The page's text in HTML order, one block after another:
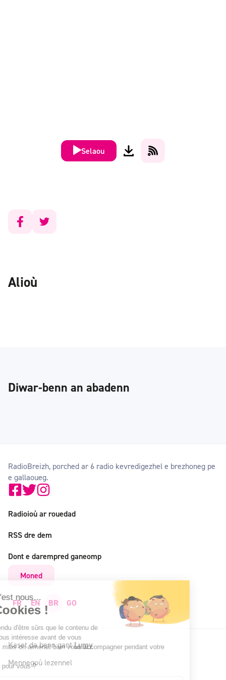
Selaou
Alioù
Diwar-benn an abadenn
RadioBreizh, porched ar 6 radio kevredigezhel e brezhoneg pe
e gallaoueg.
Radioioù ar rouedad
RSS dre dem
Dont e darempred ganeomp
Moned
FR EN BR GO
Kaset da benn gantLumy
Mennegoù lezennel
Salut c'est nous...
les Cookies !
On a attendu d'être sûrs que le contenu de
ce site vous intéresse avant de vous
déranger, mais on aimerait bien vous accompagner pendant votre
C'est OK pour vous ?